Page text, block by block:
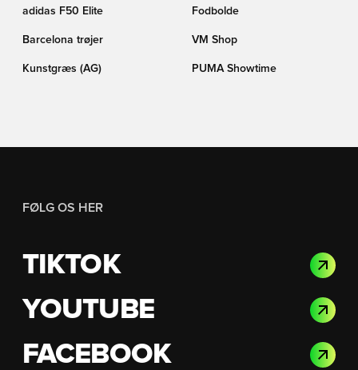
adidas F50 Elite Fodbolde
Barcelona trøjer VM Shop
Kunstgræs (AG) PUMA Showtime
FØLG OS HER
TIKTOK
YOUTUBE
FACEBOOK